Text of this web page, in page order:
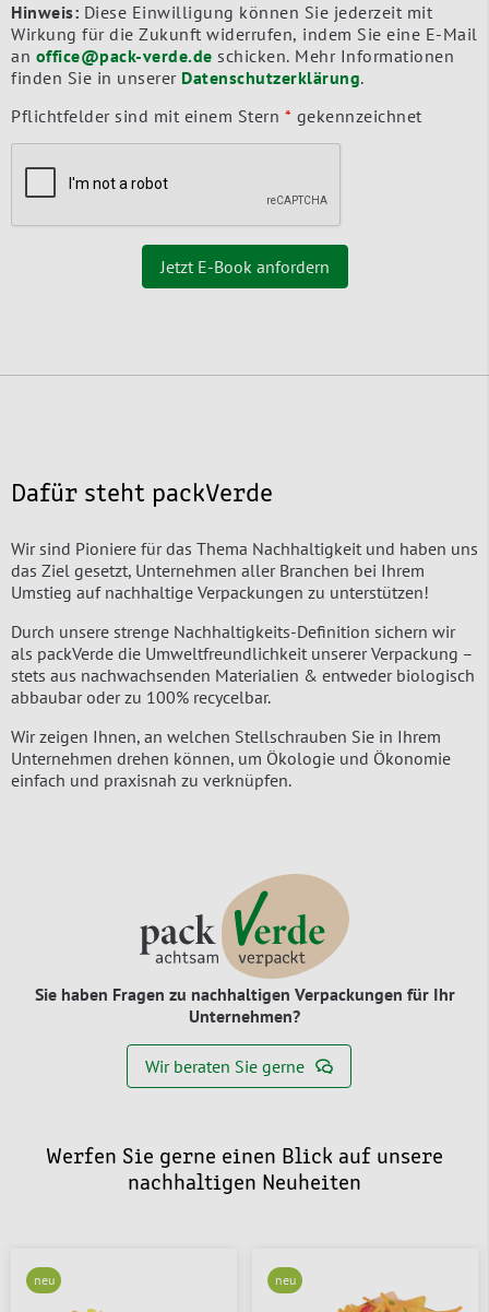
Hinweis: Diese Einwilligung können Sie jederzeit mit
Wirkung für die Zukunft widerrufen, indem Sie eine E-Mail
an office@pack-verde.de
finden Sie in unserer Datenschutzerklärung.
Pflichtfelder sind mit einem Stern * gekennzeichnet
Jetzt E-Book anfordern
Dafür steht packVerde
Wir sind Pioniere für das Thema Nachhaltigkeit und haben uns
das Ziel gesetzt, Unternehmen aller Branchen bei Ihrem
Umstieg auf nachhaltige Verpackungen zu unterstützen!
Durch unsere strenge Nachhaltigkeits-Definition sichern wir
als packVerde die Umweltfreundlichkeit unserer Verpackung –
stets aus nachwachsenden Materialien & entweder biologisch
abbaubar oder zu 100% recycelbar.
Wir zeigen Ihnen, an welchen Stellschrauben Sie in Ihrem
Unternehmen drehen können, um Ökologie und Ökonomie
einfach und praxisnah zu verknüpfen.
Sie haben Fragen zu nachhaltigen Verpackungen für Ihr
Unternehmen?
Wir beraten Sie gerne
Werfen Sie gerne einen Blick auf unsere
nachhaltigen Neuheiten
neu neu